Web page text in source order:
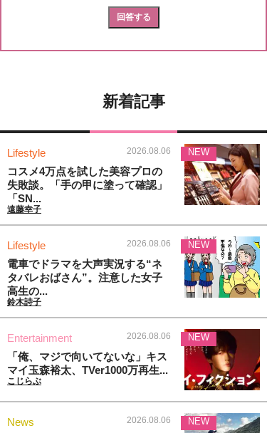
新着記事
Lifestyle 2026.08.06
コスメ4万点を試した美容プロの
失敗談。「手の甲に塗って確認」
「SN...
遠藤幸子
NEW
Lifestyle 2026.08.06
電車でドラマを大声実況する“ネ
タバレおばさん”。注意した女子
高生の...
鈴木詩子
NEW
Entertainment 2026.08.06
「俺、マジで向いてないな」キス
マイ玉森裕太、TVer1000万再生...
こじらぶ
NEW
News 2026.08.06 NEW